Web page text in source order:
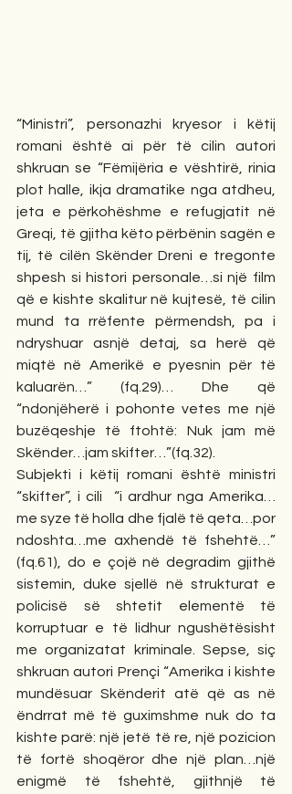
“Ministri”, personazhi kryesor i këtij
romani është ai për të cilin autori
shkruan se “Fëmijëria e vështirë, rinia
plot halle, ikja dramatike nga atdheu,
jeta e përkohëshme e refugjatit në
Greqi, të gjitha këto përbënin sagën e
tij, të cilën Skënder Dreni e tregonte
shpesh si histori personale…si një film
që e kishte skalitur në kujtesë, të cilin
mund ta rrëfente përmendsh, pa i
ndryshuar asnjë detaj, sa herë që
miqtë në Amerikë e pyesnin për të
kaluarën…” (fq.29)… Dhe që
“ndonjëherë i pohonte vetes me një
buzëqeshje të ftohtë: Nuk jam më
Skënder…jam skifter…”(fq.32).
Subjekti i këtij romani është ministri
“skifter”, i cili  “i ardhur nga Amerika…
me syze të holla dhe fjalë të qeta…por
ndoshta…me axhendë të fshehtë…”
(fq.61), do e çojë në degradim gjithë
sistemin, duke sjellë në strukturat e
policisë së shtetit elementë të
korruptuar e të lidhur ngushëtësisht
me organizatat kriminale. Sepse, siç
shkruan autori Prençi “Amerika i kishte
mundësuar Skënderit atë që as në
ëndrrat më të guximshme nuk do ta
kishte parë: një jetë të re, një pozicion
të fortë shoqëror dhe një plan…një
enigmë të fshehtë, gjithnjë të